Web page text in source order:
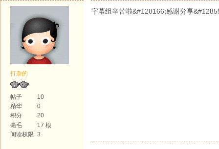
打杂的
帖子
10
精华
0
积分
20
毫毛
17 根
阅读权限 3
字幕组辛苦啦&#128166;感谢分享